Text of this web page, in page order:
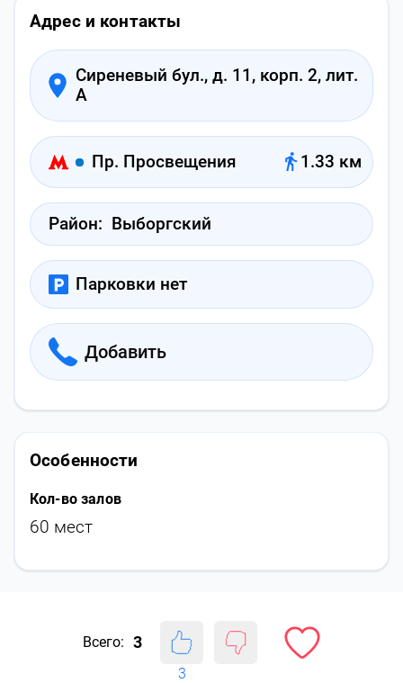
Адрес и контакты
Сиреневый бул., д. 11, корп. 2, лит.
А
Пр. Просвещения 1.33 км
Район: Выборгский
Парковки нет
Добавить
Особенности
Кол-во залов
60 мест
Всего: 3
3